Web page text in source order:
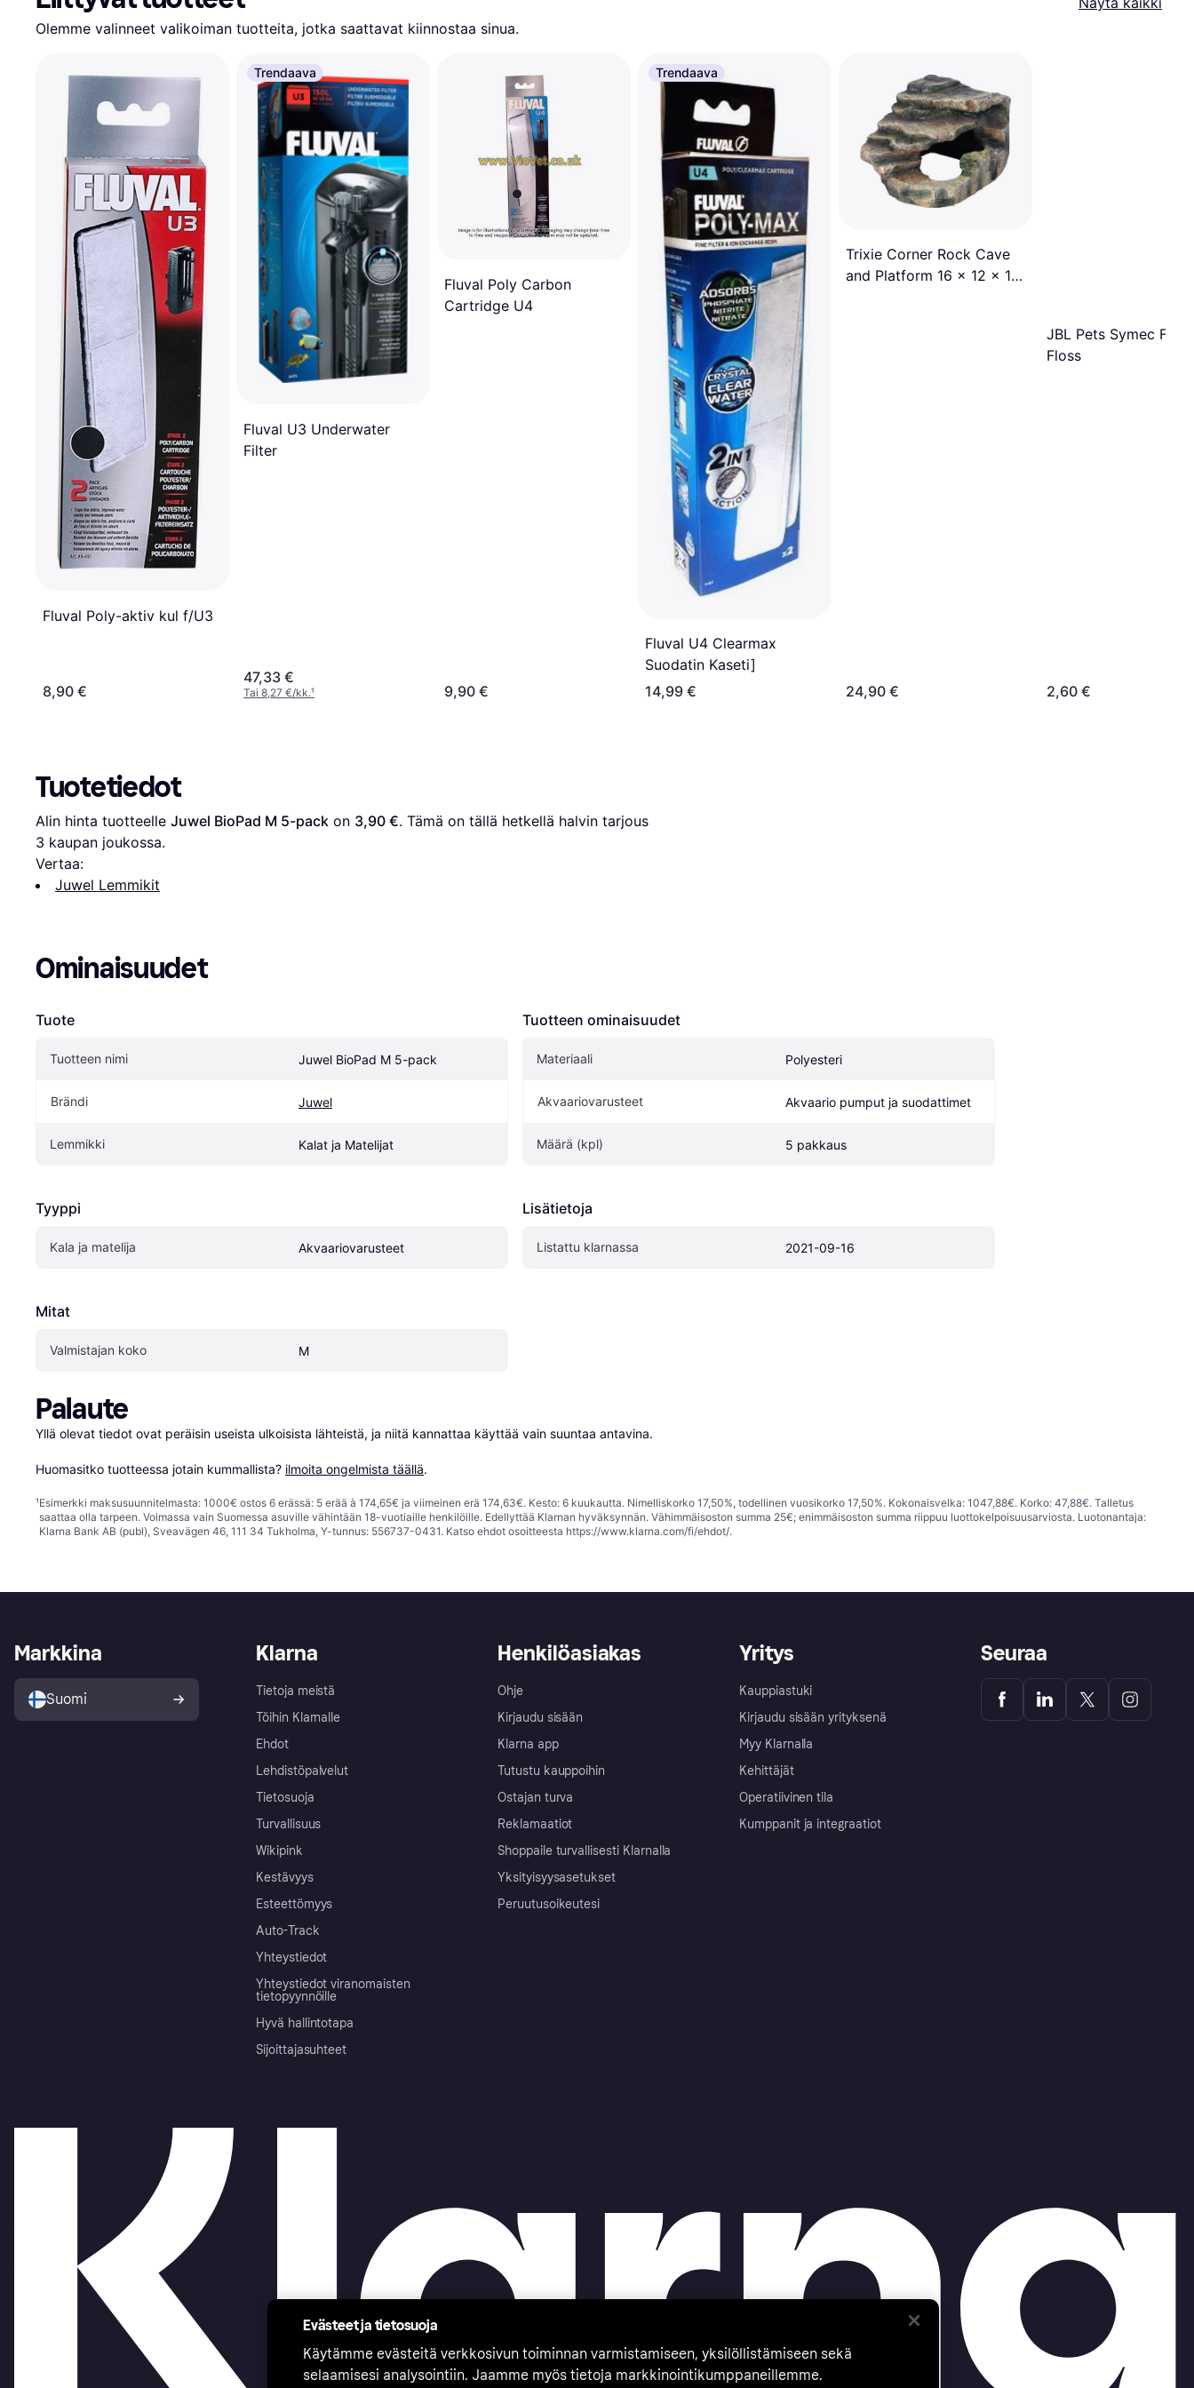
Olemme valinneet valikoiman tuotteita, jotka saattavat kiinnostaa sinua.
Fluval Poly-aktiv kul f/U3
8,90 €
Trendaava
Fluval U3 Underwater
Filter
47,33 €
Tai 8,27 €/kk.¹
Fluval Poly Carbon
Cartridge U4
9,90 €
Trendaava
Fluval U4 Clearmax
Suodatin Kaseti]
14,99 €
Trixie Corner Rock Cave
and Platform 16 x 12 x 15
24,90 €
JBL Pets Symec Filter
Floss
2,60 €
Tuotetiedot
Alin hinta tuotteelle Juwel BioPad M 5-pack on 3,90 €
3 kaupan joukossa.
Vertaa:
Juwel Lemmikit
Ominaisuudet
Tuote
Tuotteen nimi Juwel BioPad M 5-pack
Brändi Juwel
Lemmikki Kalat ja Matelijat
Tyyppi
Kala ja matelija Akvaariovarusteet
Mitat
Valmistajan koko M
Tuotteen ominaisuudet
Materiaali Polyesteri
Akvaariovarusteet Akvaario pumput ja suodattimet
Määrä (kpl) 5 pakkaus
Lisätietoja
Listattu klarnassa 2021-09-16
Palaute
Yllä olevat tiedot ovat peräisin useista ulkoisista lähteistä, ja niitä kannattaa käyttää vain suuntaa antavina.
Huomasitko tuotteessa jotain kummallista? ilmoita ongelmista täällä.
¹Esimerkki maksusuunnitelmasta: 1000€ ostos 6 erässä: 5 erää à 174,65€ ja viimeinen erä 174,63€. Kesto: 6 kuukautta. Nimelliskorko 17,50%, todellinen vuosikorko 17,50%. Kokonaisvelka: 1047,88€. Korko: 47,88€. Talletus
saattaa olla tarpeen. Voimassa vain Suomessa asuville vähintään 18-vuotiaille henkilöille. Edellyttää Klarnan hyväksynnän. Vähimmäisoston summa 25€; enimmäisoston summa riippuu luottokelpoisuusarviosta. Luotonantaja:
Klarna Bank AB (publ), Sveavägen 46, 111 34 Tukholma, Y-tunnus: 556737-0431. Katso ehdot osoitteesta https://www.klarna.com/fi/ehdot/.
Klarna
Tietoja meistä
Töihin Klarnalle
Ehdot
Lehdistöpalvelut
Tietosuoja
Turvallisuus
Wikipink
Kestävyys
Esteettömyys
Auto-Track
Yhteystiedot
Yhteystiedot viranomaisten
tietopyynnöille
Hyvä hallintotapa
Sijoittajasuhteet
Henkilöasiakas
Ohje
Kirjaudu sisään
Klarna app
Tutustu kauppoihin
Ostajan turva
Reklamaatiot
Shoppaile turvallisesti Klarnalla
Yksityisyysasetukset
Peruutusoikeutesi
Yritys
Kauppiastuki
Kirjaudu sisään yrityksenä
Myy Klarnalla
Kehittäjät
Operatiivinen tila
Kumppanit ja integraatiot
Markkina
Suomi
Seuraa
Evästeet ja tietosuoja
Käytämme evästeitä verkkosivun toiminnan varmistamiseen, yksilöllistämiseen sekä
selaamisesi analysointiin. Jaamme myös tietoja markkinointikumppaneillemme.